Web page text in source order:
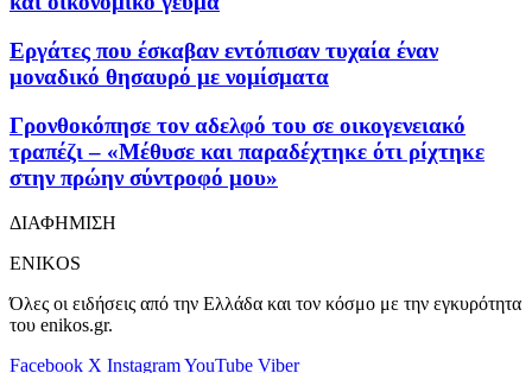
Εργάτες που έσκαβαν εντόπισαν τυχαία έναν
μοναδικό θησαυρό με νομίσματα
Γρονθοκόπησε τον αδελφό του σε οικογενειακό
τραπέζι – «Μέθυσε και παραδέχτηκε ότι ρίχτηκε
στην πρώην σύντροφό μου»
ΔΙΑΦΗΜΙΣΗ
ENIKOS
Όλες οι ειδήσεις από την Ελλάδα και τον κόσμο με την εγκυρότητα
του enikos.gr.
Facebook X InstagramYouTube Viber